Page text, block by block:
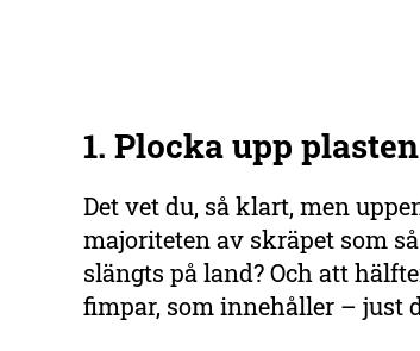
1. Plocka upp plasten
Det vet du, så klart, men
majoriteten av skräpet som
slängts på land? Och att
fimpar, som innehåller – just